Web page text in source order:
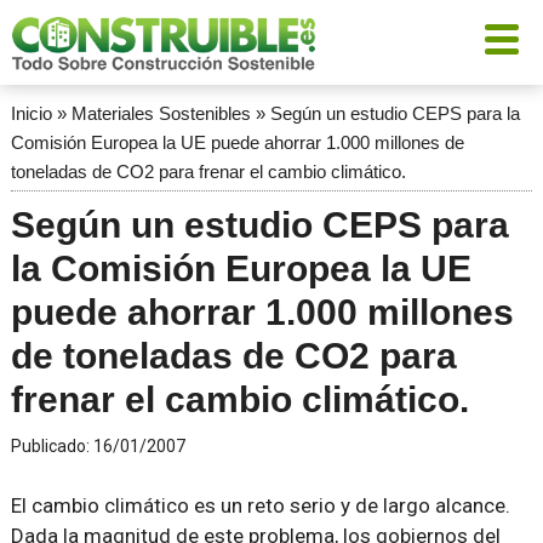
Inicio» Materiales Sostenibles » Según un estudio CEPS para la
Comisión Europea la UE puede ahorrar 1.000 millones de
toneladas de CO2 para frenar el cambio climático.
Según un estudio CEPS para
la Comisión Europea la UE
puede ahorrar 1.000 millones
de toneladas de CO2 para
frenar el cambio climático.
Publicado: 16/01/2007
El cambio climático es un reto serio y de largo alcance.
Dada la magnitud de este problema, los gobiernos del